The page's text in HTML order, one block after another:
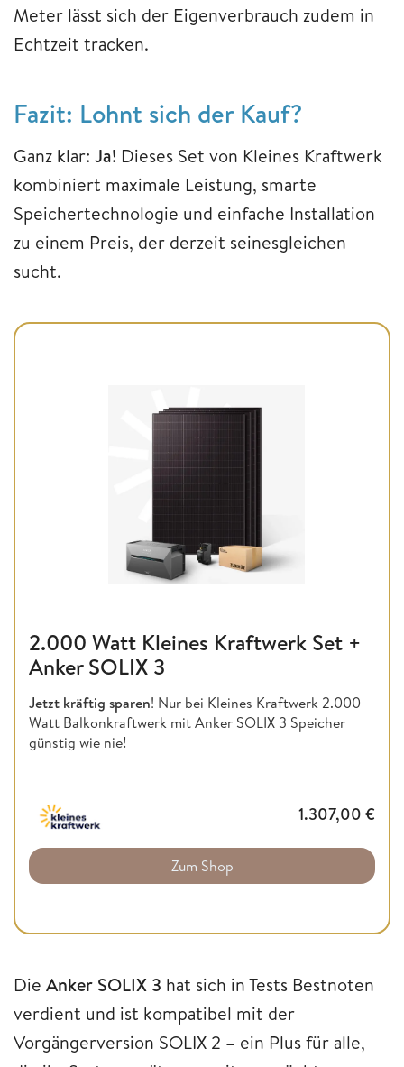
Meter lässt sich der Eigenverbrauch zudem in
Echtzeit tracken.
Fazit: Lohnt sich der Kauf?
Ganz klar: Ja! Dieses Set von Kleines Kraftwerk
kombiniert maximale Leistung, smarte
Speichertechnologie und einfache Installation
zu einem Preis, der derzeit seinesgleichen
sucht.
2.000 Watt Kleines Kraftwerk Set +
Anker SOLIX 3
Jetzt kräftig sparen! Nur bei Kleines Kraftwerk 2.000
Watt Balkonkraftwerk mit Anker SOLIX 3 Speicher
günstig wie nie!
1.307,00 €
Zum Shop
Die Anker SOLIX 3 hat sich in Tests Bestnoten
verdient und ist kompatibel mit der
Vorgängerversion SOLIX 2 – ein Plus für alle,